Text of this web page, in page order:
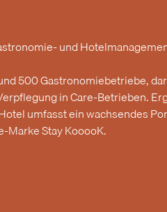
und
500 Gastronomiebetriebe,
in Care-Betrieben.
umfasst ein wachsendes
Stay KooooK.